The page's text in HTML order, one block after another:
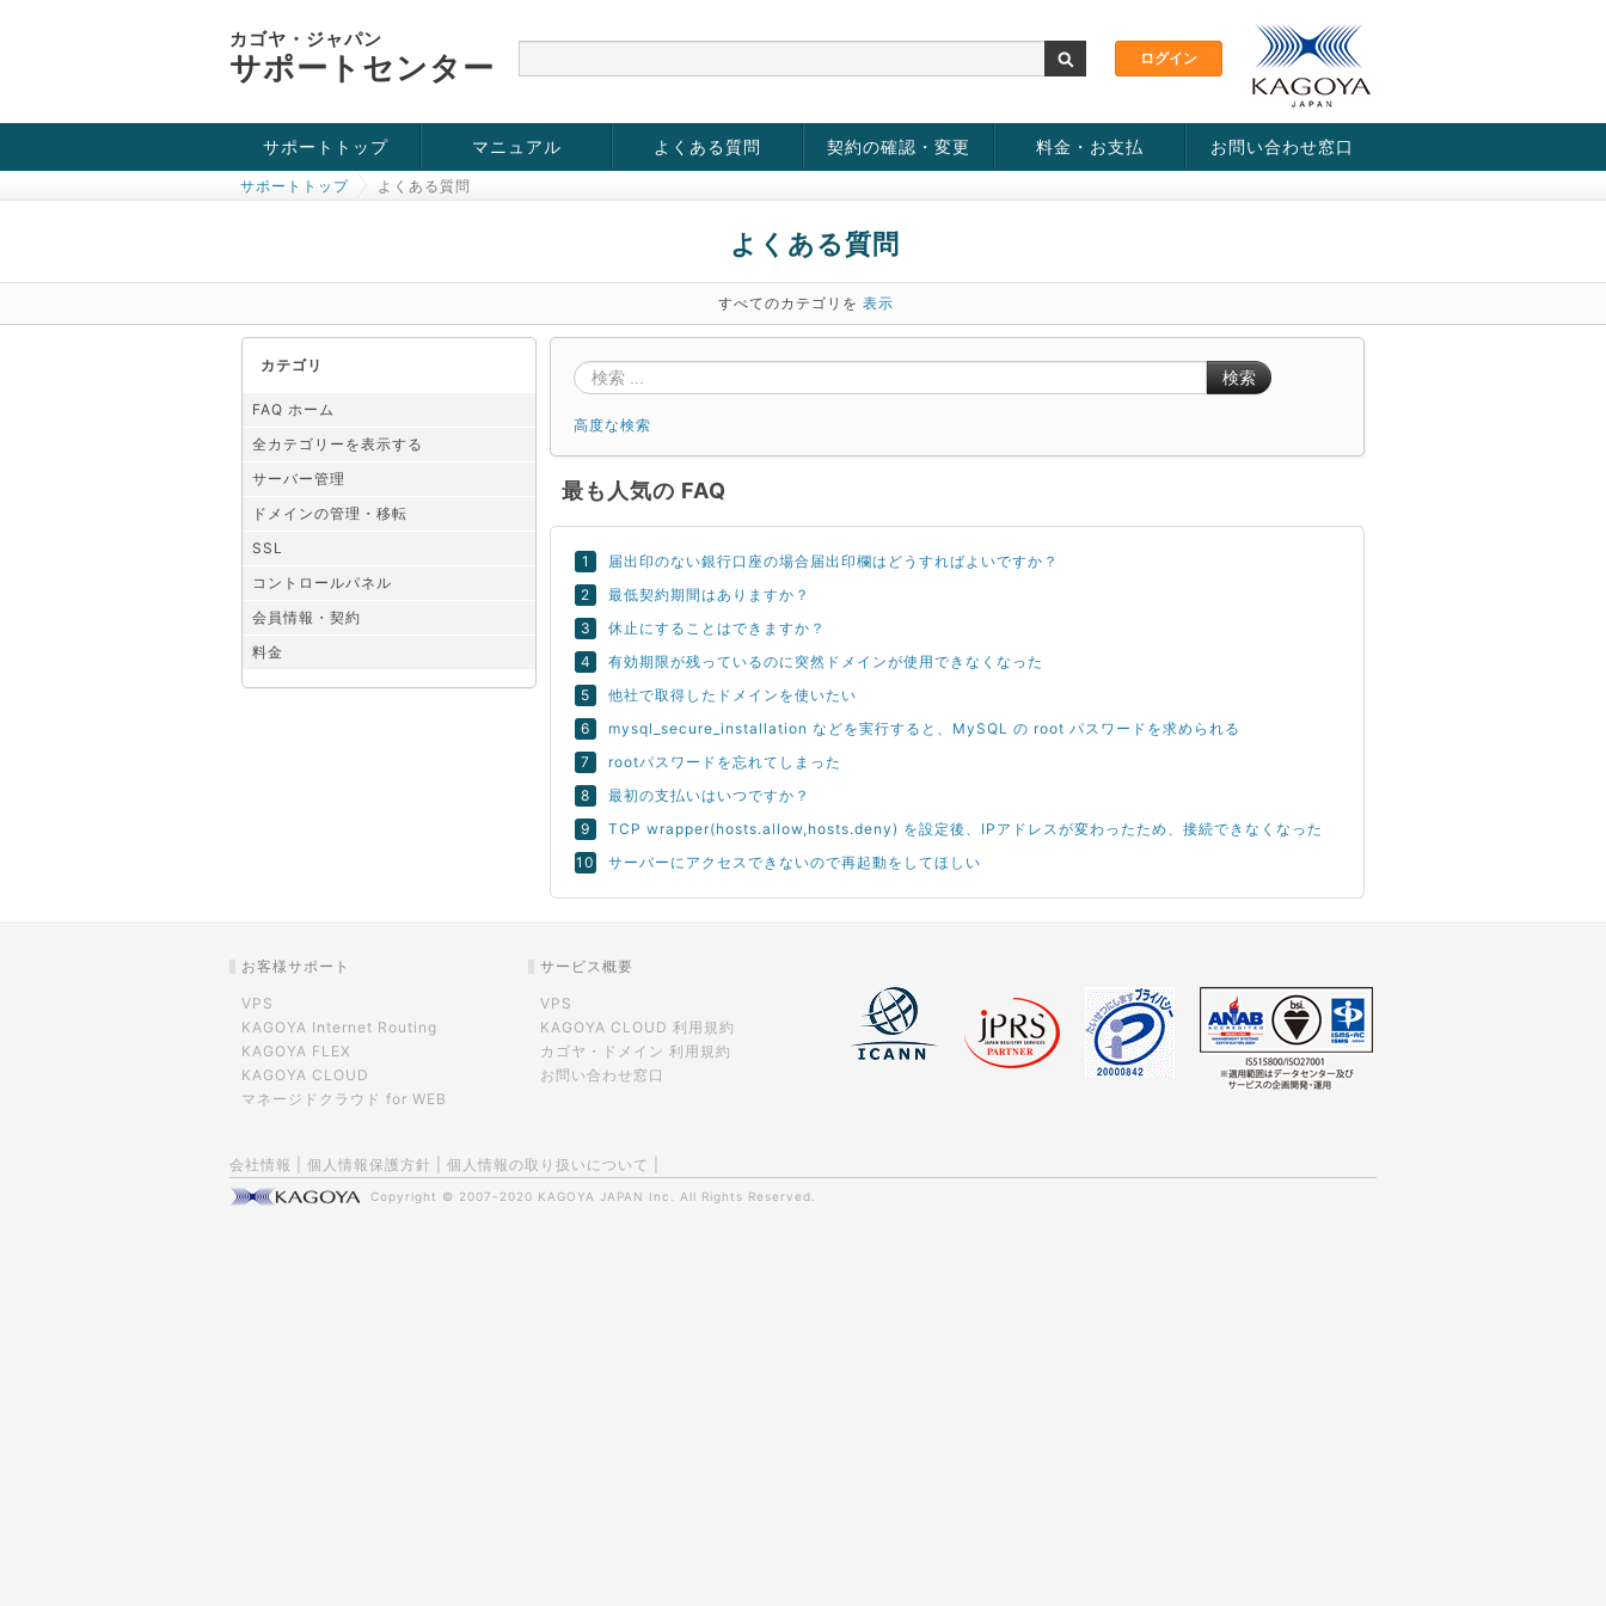
カゴヤ・ジャパン
サポートセンター
サポートトップ
お役立ち情報
チュートリアル
障害・メンテナンス情報
マニュアル よくある質問 契約の確認・変更 料金・お支払 お問い合わせ窓口
サポートトップ よくある質問
よくある質問
すべてのカテゴリを 表示
カテゴリ
FAQ ホーム
全カテゴリーを表示する
サーバー管理
ドメインの管理・移転
SSL
コントロールパネル
会員情報・契約
料金
検索
高度な検索
最も人気の FAQ
届出印のない銀行口座の場合届出印欄はどうすればよいですか？
最低契約期間はありますか？
休止にすることはできますか？
有効期限が残っているのに突然ドメインが使用できなくなった
他社で取得したドメインを使いたい
mysql_secure_installation などを実行すると、MySQL の root パスワードを求められる
rootパスワードを忘れてしまった
最初の支払いはいつですか？
TCP wrapper(hosts.allow,hosts.deny) を設定後、IPアドレスが変わったため、接続できなくなった
サーバーにアクセスできないので再起動をしてほしい
お客様サポート
VPS
KAGOYA Internet Routing
KAGOYA FLEX
KAGOYA CLOUD
マネージドクラウド for WEB
サービス概要
VPS
KAGOYA CLOUD 利用規約
カゴヤ・ドメイン 利用規約
お問い合わせ窓口
会社情報 個人情報保護方針 個人情報の取り扱いについて
Copyright © 2007-2020 KAGOYA JAPAN Inc. All Rights Reserved.